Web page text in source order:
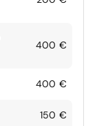
400 €
400 €
150 €